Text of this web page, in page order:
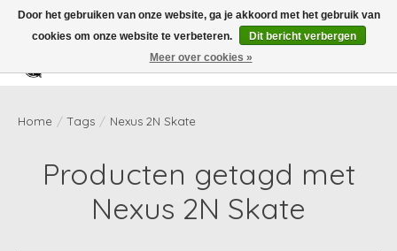
Verlanglijst
Home / Tags / Nexus 2N Skate
Producten getagd met
Nexus 2N Skate
Door het gebruiken van onze website, ga je akkoord met het gebruik van
cookies om onze website te verbeteren.
Dit bericht verbergen
Meer over cookies »